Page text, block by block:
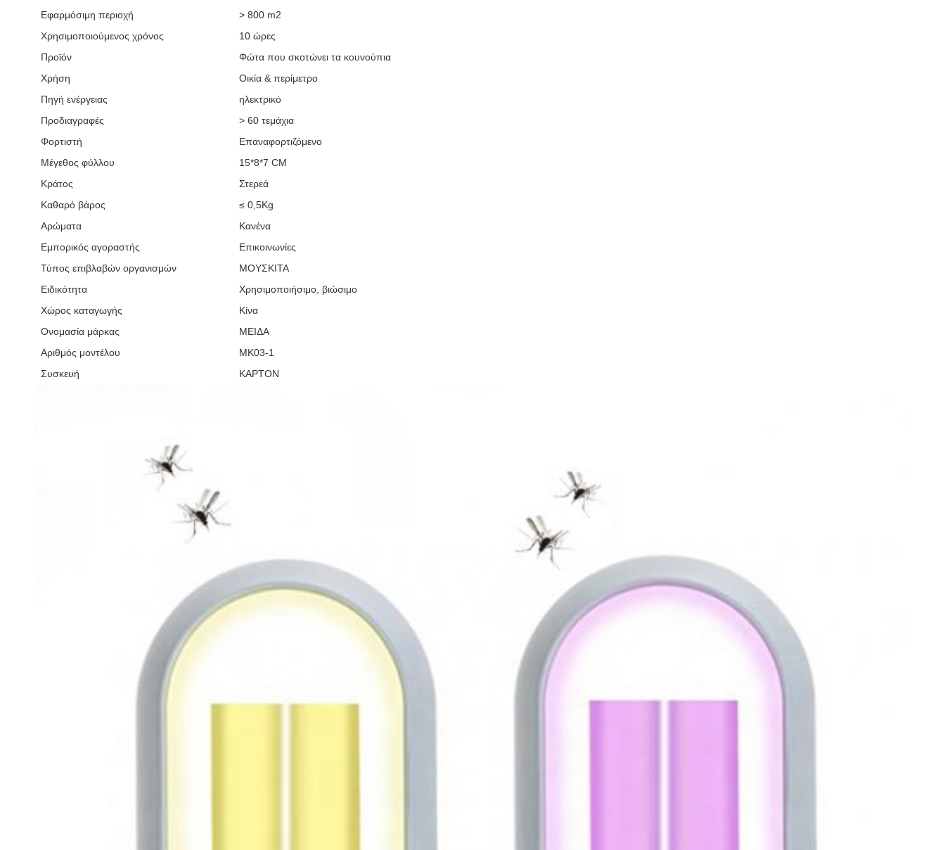
Εφαρμόσιμη περιοχή
> 800 m2
Χρησιμοποιούμενος χρόνος
10 ώρες
Προϊόν
Φώτα που σκοτώνει τα κουνούπια
Χρήση
Οικία & περίμετρο
Πηγή ενέργειας
ηλεκτρικό
Προδιαγραφές
> 60 τεμάχια
Φορτιστή
Επαναφορτιζόμενο
Μέγεθος φύλλου
15*8*7 CM
Κράτος
Στερεά
Καθαρό βάρος
≤ 0,5Kg
Αρώματα
Κανένα
Εμπορικός αγοραστής
Επικοινωνίες
Τύπος επιβλαβών οργανισμών
ΜΟΥΣΚΙΤΑ
Ειδικότητα
Χρησιμοποιήσιμο, βιώσιμο
Χώρος καταγωγής
Κίνα
Ονομασία μάρκας
ΜΕΙΔΑ
Αριθμός μοντέλου
MK03-1
Συσκευή
ΚΑΡΤΟΝ